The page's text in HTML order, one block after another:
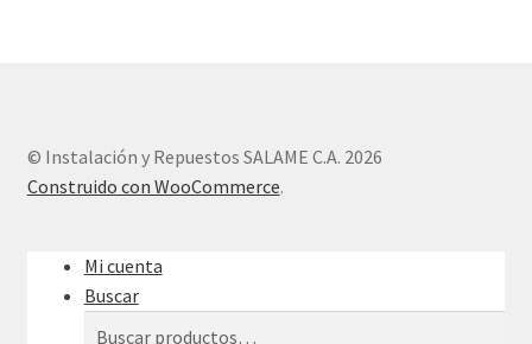
© Instalación y Repuestos SALAME C.A. 2026
Construido con WooCommerce.
Mi cuenta
Buscar